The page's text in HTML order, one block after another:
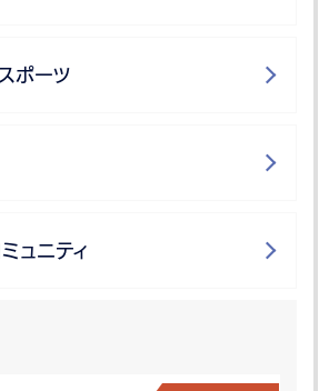
ポーツ
ュニティ